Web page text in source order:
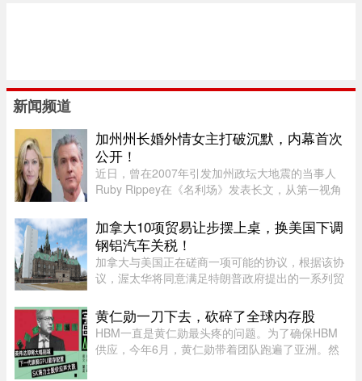
新闻频道
加州州长婚外情女主打破沉默，内幕首次
公开！
近日，曾在2007年引发加州政坛大地震的当事人
Ruby Rippey在《名利场》发表长文，从第一视角
Gavin Newsom的一段婚外情。这段尘封多年的往
事再次被推向风口浪尖。Gavin New ...
加拿大10项贸易让步摆上桌，换美国下调
钢铝汽车关税！
加拿大与美国正在磋商一项可能的协议，根据该协
议，渥太华将同意满足特朗普政府提出的一系列贸
新一轮关税的日期临近，双方谈判日益紧张。《环
球邮报》据三位知情业内人 ...
黄仁勋一刀下去，砍碎了全球内存股
HBM一直是黄仁勋最头疼的问题。为了确保HBM
供应，今年6月，黄仁勋带着团队跑遍了亚洲。然